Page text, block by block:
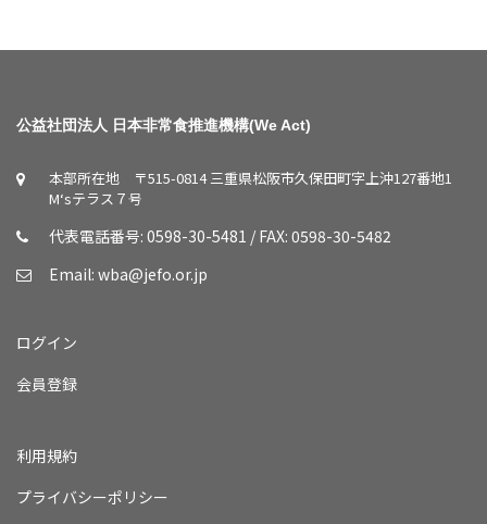
公益社団法人 日本非常食推進機構(We Act)
本部所在地 〒515-0814 三重県松阪市久保田町字上沖127番地1
M‘sテラス７号
代表電話番号: 0598-30-5481 / FAX: 0598-30-5482
Email: wba@jefo.or.jp
ログイン
会員登録
利用規約
プライバシーポリシー